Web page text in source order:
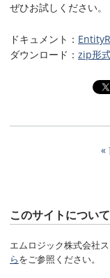
ぜひお試しください。
ドキュメント：
ダウンロード： zip形
このサイトについて
エムロジック株式会社
らをご参照ください。